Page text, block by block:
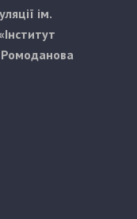
ім.
Ромоданова